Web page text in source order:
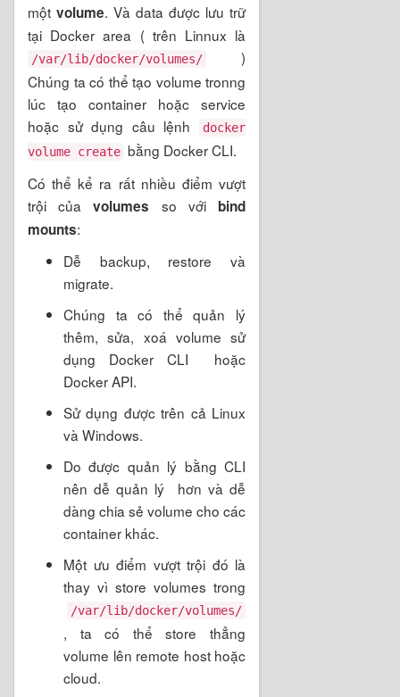
một volume. Và data được lưu trữ
tại Docker area ( trên Linnux là
/var/lib/docker/volumes/
)
Chúng ta có thể tạo volume tronng
lúc tạo container hoặc service
hoặc sử dụng câu lệnh
docker
volume create bằng Docker CLI.
Có thể kể ra rất nhiều điểm vượt
trội củavolumes so với bind
mounts:
Dễ backup, restore và
migrate.
Chúng ta có thể quản lý
thêm, sửa, xoá volume sử
dụng Docker CLI hoặc
Docker API.
Sử dụng được trên cả Linux
và Windows.
Do được quản lý bằng CLI
nên dễ quản lý hơn và dễ
dàng chia sẻ volume cho các
container khác.
Một ưu điểm vượt trội đó là
thay vì store volumes trong
/var/lib/docker/volumes/
, ta có thể store thẳng
volume lên remote host hoặc
cloud.